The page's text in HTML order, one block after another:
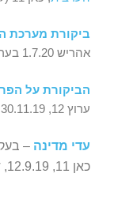
ביקורת מערכת
אהריש 1.7.20 בערוץ דמוקרטtv
הביקורת על
ערוץ 12, 30.11.19, דקות 23-36).
עדי מדינה –
כאן 11, 12.9.19, דקות 17 – 27).